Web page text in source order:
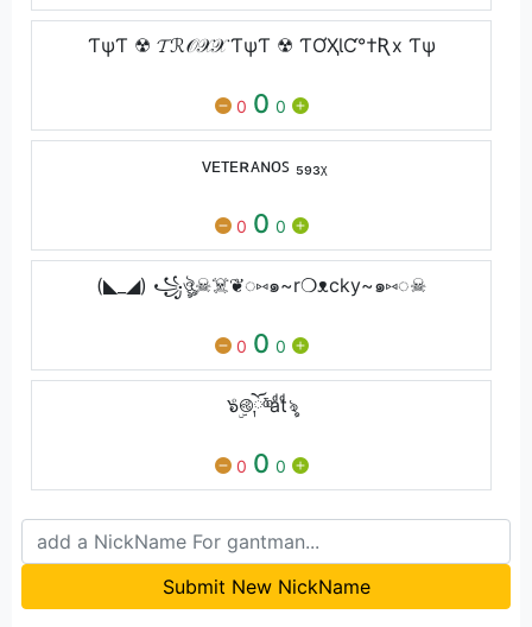
ƬψƬ ☢ 𝓣ℛ𝒪𝒳𝒳 ƬψƬ ☢ ƬƠҲƖƇ°†Ʀx Ƭψ
0 0 0
ᴠᴇᴛᴇʀᴀɴᴏꜱ ₅₉₃ᵪ
0 0 0
(◣_◢) ꧁ঔৣ☠︎☠️❦◌⑅๑~r❍ᴥcky~๑⑅◌☠
0 0 0
๖ۣͦ࿋ོ༙ᵟͦaͩtͩৡ
0 0 0
Submit New NickName